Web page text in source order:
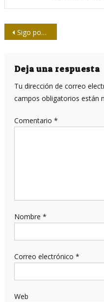
Navegación
entradas
Sigo poniendo el hombro
Deja una respuesta
Tu dirección de correo
campos obligatorios están
Comentario *
Nombre *
Correo electrónico *
Web